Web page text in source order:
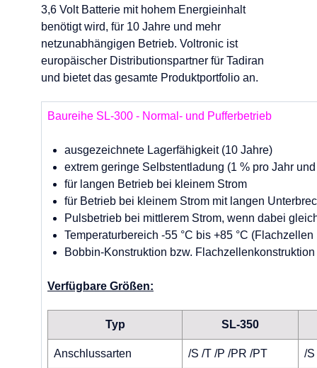
3,6 Volt Batterie mit hohem Energieinhalt
benötigt wird, für 10 Jahre und mehr
netzunabhängigen Betrieb. Voltronic ist
europäischer Distributionspartner für Tadiran
und bietet das gesamte Produktportfolio an.
Baureihe SL-300 - Normal- und Pufferbetrieb
ausgezeichnete Lagerfähigkeit (10 Jahre)
extrem geringe Selbstentladung (1 % pro Jahr
für langen Betrieb bei kleinem Strom
für Betrieb bei kleinem Strom mit langen
Pulsbetrieb bei mittlerem Strom, wenn dabei
Temperaturbereich -55 °C bis +85 °C (Flachzellen
Bobbin-Konstruktion bzw. Flachzellenkonstruktion
Verfügbare Größen:
Typ SL-350
Anschlussarten /S /T /P /PR /PT /S